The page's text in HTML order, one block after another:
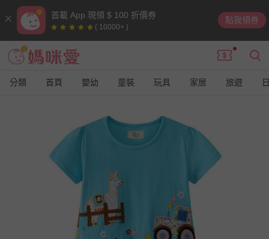
首載 App 現領 $ 100 折價券
( 10000+ )
點我領券
分類 首頁 嬰幼 童裝 玩具 家居 旅遊